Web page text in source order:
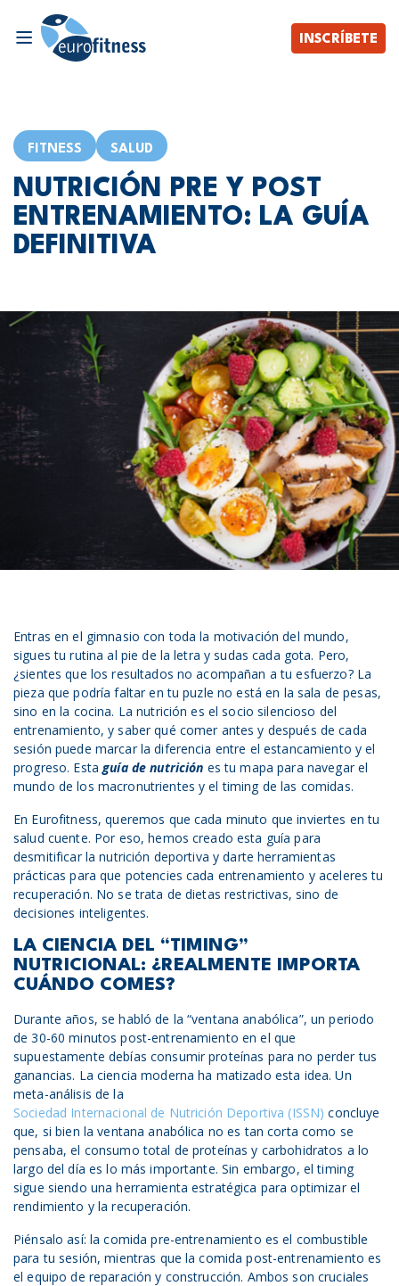
INSCRÍBETE
FITNESS SALUD
NUTRICIÓN PRE Y POST
ENTRENAMIENTO: LA GUÍA
DEFINITIVA
Entras en el gimnasio con toda la motivación del mundo,
sigues tu rutina al pie de la letra y sudas cada gota. Pero,
¿sientes que los resultados no acompañan a tu esfuerzo? La
pieza que podría faltar en tu puzle no está en la sala de pesas,
sino en la cocina. La nutrición es el socio silencioso del
entrenamiento, y saber qué comer antes y después de cada
sesión puede marcar la diferencia entre el estancamiento y el
progreso. Estaguía de nutrición es tu mapa para navegar el
mundo de los macronutrientes y el timing de las comidas.
En Eurofitness, queremos que cada minuto que inviertes en tu
salud cuente. Por eso, hemos creado esta guía para
desmitificar la nutrición deportiva y darte herramientas
prácticas para que potencies cada entrenamiento y aceleres tu
recuperación. No se trata de dietas restrictivas, sino de
decisiones inteligentes.
LA CIENCIA DEL “TIMING”
NUTRICIONAL: ¿REALMENTE IMPORTA
CUÁNDO COMES?
Durante años, se habló de la “ventana anabólica”, un periodo
de 30-60 minutos post-entrenamiento en el que
supuestamente debías consumir proteínas para no perder tus
ganancias. La ciencia moderna ha matizado esta idea. Un
meta-análisis de la
Sociedad Internacional de Nutrición Deportiva (ISSN) concluye
que, si bien la ventana anabólica no es tan corta como se
pensaba, el consumo total de proteínas y carbohidratos a lo
largo del día es lo más importante. Sin embargo, el timing
sigue siendo una herramienta estratégica para optimizar el
rendimiento y la recuperación.
Piénsalo así: la comida pre-entrenamiento es el combustible
para tu sesión, mientras que la comida post-entrenamiento es
el equipo de reparación y construcción. Ambos son cruciales